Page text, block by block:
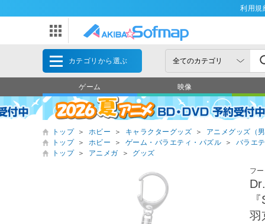
利用規
カテゴリから選ぶ
ゲーム 映像
トップ ＞ ホビー ＞ キャラクターグッズ ＞
アニメグッズ（
トップ
＞ ホビー ＞ ゲーム・バラエティ・パズル ＞
バラエ
トップ
＞ アニメガ ＞ グッズ
フ
羽